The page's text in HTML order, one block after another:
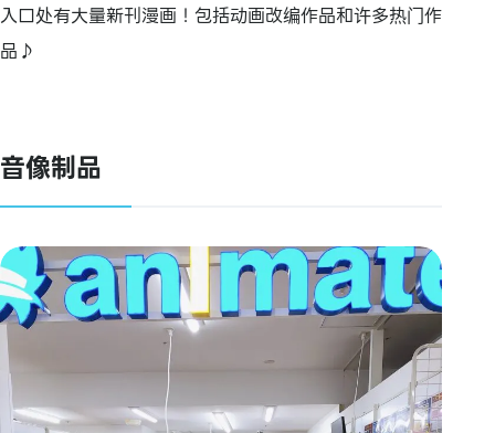
入口处有大量新刊漫画！包括动画改编作品和许多热门作
品♪
音像制品